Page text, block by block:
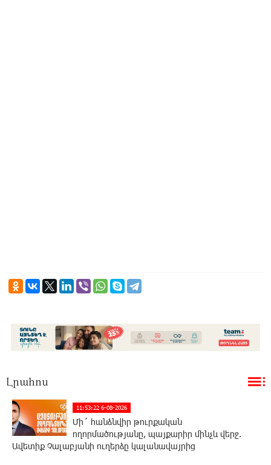
Լրահոս
11:53:22 6-08-2026
Մի´ հանձնվիր թուրքական
ողորմածությանը, պայքարիր մինչև վերջ.
Ավետիք Չալաբյանի ուղերձը կալանավայրից